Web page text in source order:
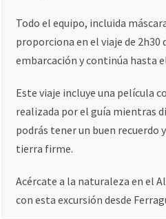
Todo el equipo, incluida
proporciona en el viaje de 2h30
embarcación y continúa hasta
Este viaje incluye una película
realizada por el guía mientras
podrás tener un buen
tierra firme.
Acércate a la naturaleza en el
con esta excursión desde